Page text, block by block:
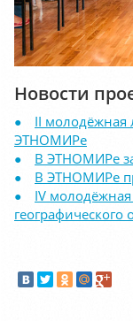
Новости
II молодёжная
ЭТНОМИРе
В ЭТНОМИРе
В ЭТНОМИРе
IV